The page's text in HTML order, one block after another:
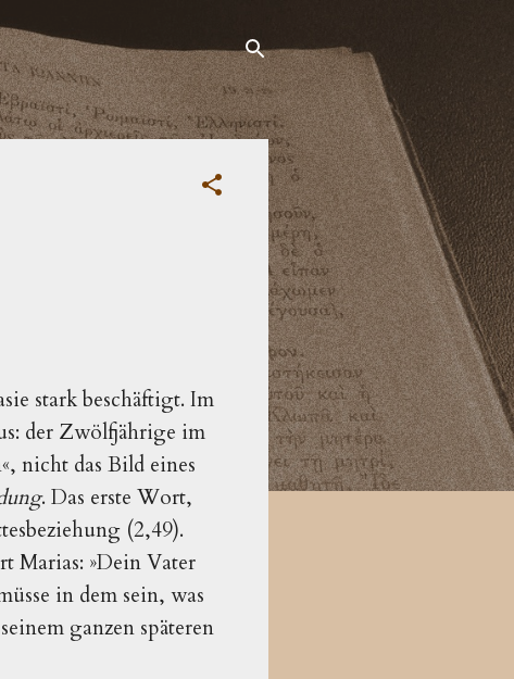
stark beschäftigt. Im
der Zwölfjährige im
«, nicht das Bild eines
. Das erste Wort,
(2,49).
Marias: »Dein Vater
in dem sein, was
ganzen späteren